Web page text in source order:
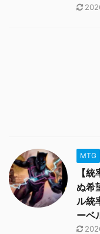
MTG
【
ぬ希
ル統
ーベ